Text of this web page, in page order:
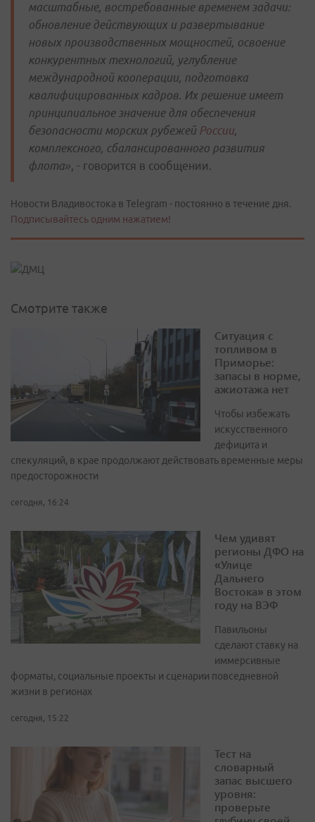
масштабные, востребованные временем задачи:
обновление действующих и развертывание
новых производственных мощностей, освоение
конкурентных технологий, углубление
международной кооперации, подготовка
квалифицированных кадров. Их решение имеет
принципиальное значение для обеспечения
безопасности морских рубежей России,
комплексного, сбалансированного развития
флота», - говорится в сообщении.
Новости Владивостока в Telegram - постоянно в течение дня.
Подписывайтесь одним нажатием!
Смотрите также
Ситуация с
топливом в
Приморье:
запасы в норме,
ажиотажа нет
Чтобы избежать
искусственного
дефицита и
спекуляций, в крае продолжают действовать временные меры
предосторожности
сегодня, 16:24
Чем удивят
регионы ДФО на
«Улице
Дальнего
Востока» в этом
году на ВЭФ
Павильоны
сделают ставку на
иммерсивные
форматы, социальные проекты и сценарии повседневной
жизни в регионах
сегодня, 15:22
Тест на
словарный
запас высшего
уровня:
проверьте